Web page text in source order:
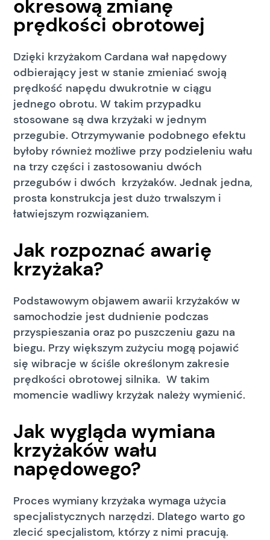
okresową zmianę
prędkości obrotowej
Dzięki krzyżakom Cardana wał napędowy
odbierający jest w stanie zmieniać swoją
prędkość napędu dwukrotnie w ciągu
jednego obrotu. W takim przypadku
stosowane są dwa krzyżaki w jednym
przegubie. Otrzymywanie podobnego efektu
byłoby również możliwe przy podzieleniu wału
na trzy części i zastosowaniu dwóch
przegubów i dwóch krzyżaków. Jednak jedna,
prosta konstrukcja jest dużo trwalszym i
łatwiejszym rozwiązaniem.
Jak rozpoznać awarię
krzyżaka?
Podstawowym objawem awarii krzyżaków w
samochodzie jest dudnienie podczas
przyspieszania oraz po puszczeniu gazu na
biegu. Przy większym zużyciu mogą pojawić
się wibracje w ściśle określonym zakresie
prędkości obrotowej silnika. W takim
momencie wadliwy krzyżak należy wymienić.
Jak wygląda wymiana
krzyżaków wału
napędowego?
Proces wymiany krzyżaka wymaga użycia
specjalistycznych narzędzi. Dlatego warto go
zlecić specjalistom, którzy z nimi pracują.